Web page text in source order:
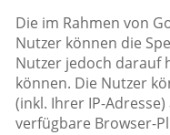
Die im Rahmen von
Nutzer können die
Nutzer jedoch darauf
können. Die Nutzer
(inkl. Ihrer IP-
verfügbare Browser-